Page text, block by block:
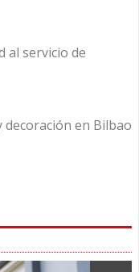
al servicio de
decoración en Bilbao